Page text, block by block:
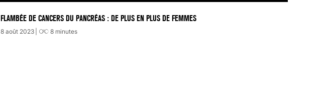
FLAMBÉE DE CANCERS DU PANCRÉAS : DE PLUS EN PLUS DE FEMMES
8 août 2023 8 minutes